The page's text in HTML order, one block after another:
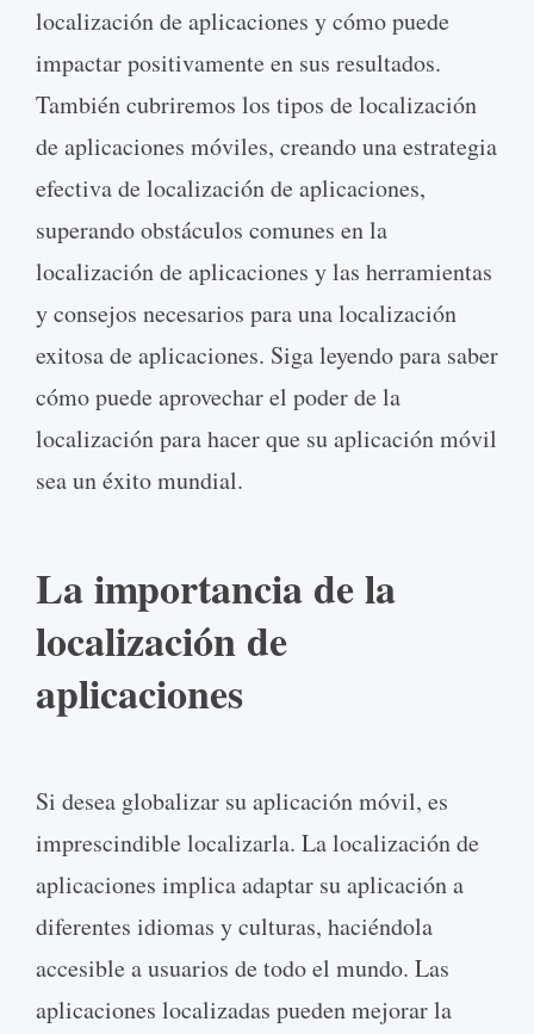
localización de aplicaciones y cómo puede
impactar positivamente en sus resultados.
También cubriremos los tipos de localización
de aplicaciones móviles, creando una estrategia
efectiva de localización de aplicaciones,
superando obstáculos comunes en la
localización de aplicaciones y las herramientas
y consejos necesarios para una localización
exitosa de aplicaciones. Siga leyendo para saber
cómo puede aprovechar el poder de la
localización para hacer que su aplicación móvil
sea un éxito mundial.
La importancia de la
localización de
aplicaciones
Si desea globalizar su aplicación móvil, es
imprescindible localizarla. La localización de
aplicaciones implica adaptar su aplicación a
diferentes idiomas y culturas, haciéndola
accesible a usuarios de todo el mundo. Las
aplicaciones localizadas pueden mejorar la